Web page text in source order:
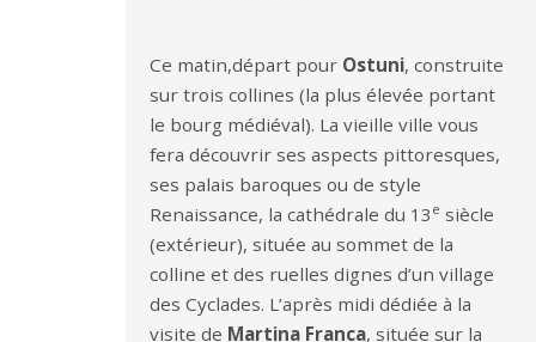
Ce matin,départ pour Ostuni, construite
sur trois collines (la plus élevée portant
le bourg médiéval). La vieille ville vous
fera découvrir ses aspects pittoresques,
ses palais baroques ou de style
Renaissance, la cathédrale du 13 e siècle
(extérieur), située au sommet de la
colline et des ruelles dignes d’un village
des Cyclades. L’après midi dédiée à la
visite de Martina Franca, située sur la